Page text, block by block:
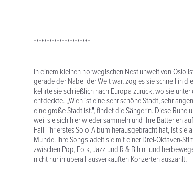
**********************
In einem kleinen norwegischen Nest unweit von Oslo
gerade der Nabel der Welt war, zog es sie schnell in
kehrte sie schließlich nach Europa zurück, wo sie
entdeckte. „Wien ist eine sehr schöne Stadt, sehr
eine große Stadt ist.", findet die Sängerin. Diese
weil sie sich hier wieder sammeln und ihre Batterien
Fall" ihr erstes Solo-Album herausgebracht hat, ist sie
Munde. Ihre Songs adelt sie mit einer Drei-Oktaven-
zwischen Pop, Folk, Jazz und R & B hin- und
nicht nur in überall ausverkauften Konzerten auszahlt.